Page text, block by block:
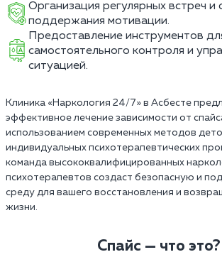
Организация регулярных встреч и
поддержания мотивации.
Предоставление инструментов
самостоятельного контроля и
ситуацией.
Клиника «Наркология 24/7» в Асбесте
эффективное лечение зависимости от
использованием современных методов
индивидуальных психотерапевтических
команда высококвалифицированных
психотерапевтов создаст безопасную и
среду для вашего восстановления и
жизни.
Спайс — что это?